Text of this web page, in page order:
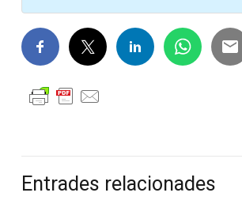
Entrades relacionades